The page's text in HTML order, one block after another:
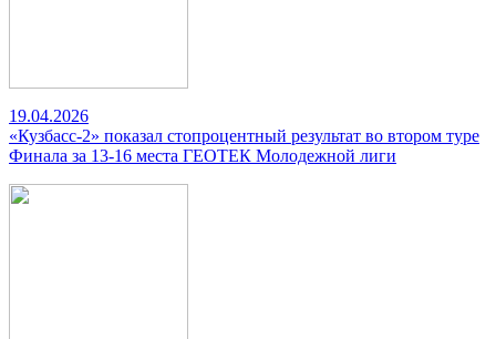
19.04.2026
«Кузбасс-2» показал стопроцентный результат во втором туре
Финала за 13-16 места ГЕОТЕК Молодежной лиги